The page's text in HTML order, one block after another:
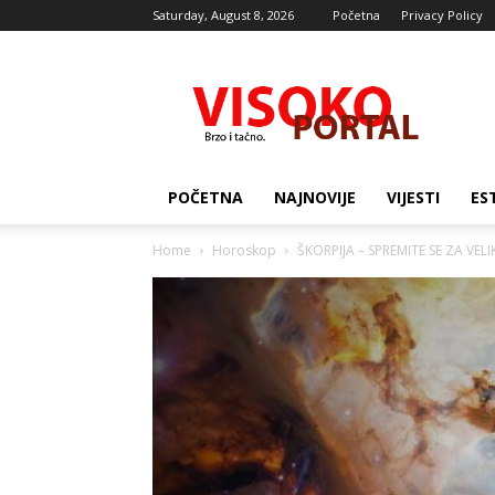
Saturday, August 8, 2026 Početna Privacy Policy
portal
POČETNA NAJNOVIJE VIJESTI
Home Horoskop ŠKORPIJA – SPREMITE SE ZA